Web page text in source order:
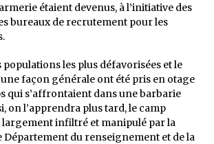
étaient devenus, à l’initiative des
bureaux de recrutement pour les
populations les plus défavorisées et le
façon générale ont été pris en otage
qui s’affrontaient dans une barbarie
on l’apprendra plus tard, le camp
largement infiltré et manipulé par la
Département du renseignement et de la